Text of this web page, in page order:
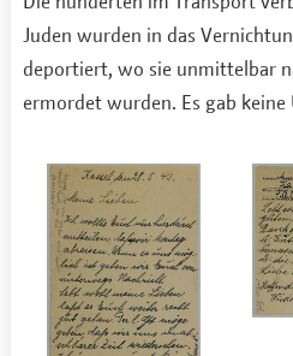
Juden wurden in das
deportiert, wo sie unmittelbar
ermordet wurden. Es gab keine